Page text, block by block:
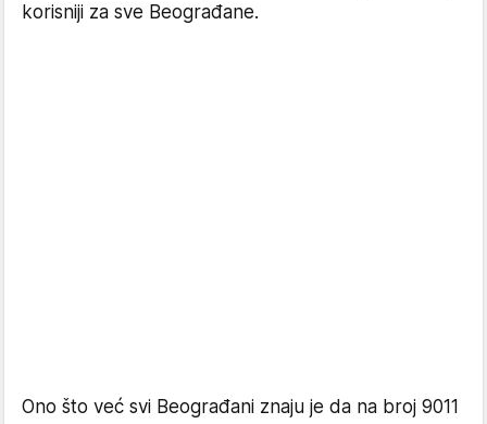
korisniji za sve Beograđane.
Ono što već svi Beograđani znaju je da na broj 9011